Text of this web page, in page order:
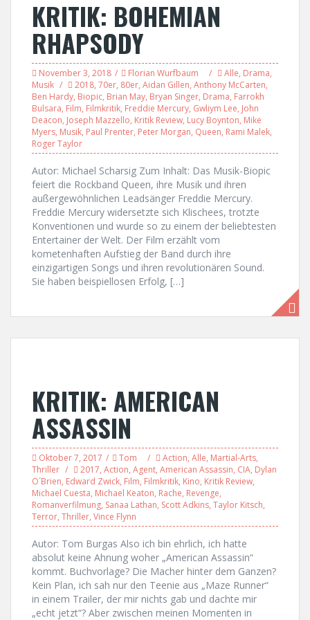
KRITIK: BOHEMIAN
RHAPSODY
November 3, 2018 Florian Wurfbaum Alle, Drama,
Musik
2018, 70er, 80er, Aidan Gillen, Anthony McCarten,
Ben Hardy, Biopic, Brian May, Bryan Singer, Drama, Farrokh
Bulsara, Film, Filmkritik, Freddie Mercury, Gwliym Lee, John
Deacon, Joseph Mazzello, Kritik Review, Lucy Boynton, Mike
Myers, Musik, Paul Prenter, Peter Morgan, Queen, Rami Malek,
Roger Taylor
Autor: Michael Scharsig Zum Inhalt: Das Musik-Biopic
feiert die Rockband Queen, ihre Musik und ihren
außergewöhnlichen Leadsänger Freddie Mercury.
Freddie Mercury widersetzte sich Klischees, trotzte
Konventionen und wurde so zu einem der beliebtesten
Entertainer der Welt. Der Film erzählt vom
kometenhaften Aufstieg der Band durch ihre
einzigartigen Songs und ihren revolutionären Sound.
Sie haben beispiellosen Erfolg, […]
KRITIK: AMERICAN
ASSASSIN
Oktober 7, 2017 Tom Action, Alle, Martial-Arts,
Thriller
2017, Action, Agent, American Assassin, CIA, Dylan
O´Brien, Edward Zwick, Film, Filmkritik, Kino, Kritik Review,
Michael Cuesta, Michael Keaton, Rache, Revenge,
Romanverfilmung, Sanaa Lathan, Scott Adkins, Taylor Kitsch,
Terror, Thriller, Vince Flynn
Autor: Tom Burgas Also ich bin ehrlich, ich hatte
absolut keine Ahnung woher „American Assassin“
kommt. Buchvorlage? Die Macher hinter dem Ganzen?
Kein Plan, ich sah nur den Teenie aus „Maze Runner“
in einem Trailer, der mir nichts gab und dachte mir
„echt jetzt“? Aber zwischen meinen Momenten in